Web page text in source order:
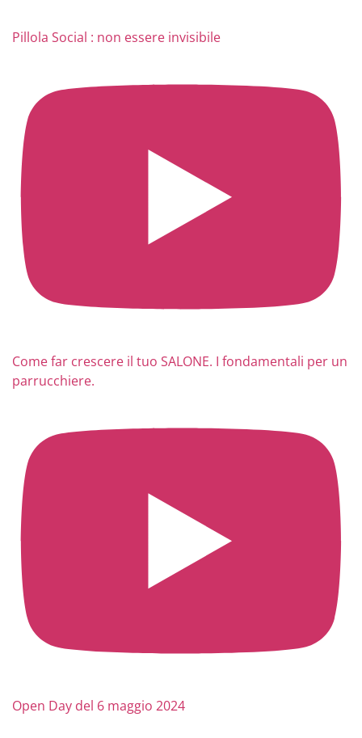
Pillola Social : non essere invisibile
Come far crescere il tuo SALONE. I fondamentali per un
parrucchiere.
Open Day del 6 maggio 2024